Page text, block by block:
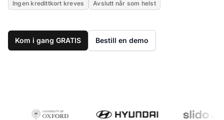
Ingen kredittkort kreves
Avslutt når som helst
Kom i gang GRATIS Bestill en demo